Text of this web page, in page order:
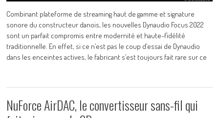
Combinant plateforme de streaming haut de gamme et signature
sonore du constructeur danois, les nouvelles Dynaudio Focus 2022
sont un parfait compromis entre modernité et haute-fidélité
traditionnelle. En effet, si ce n’est pas le coup d’essai de Dynaudio
dans les enceintes actives, le fabricant s’est toujours fait rare sur ce
NuForce AirDAC, le convertisseur sans-fil qui